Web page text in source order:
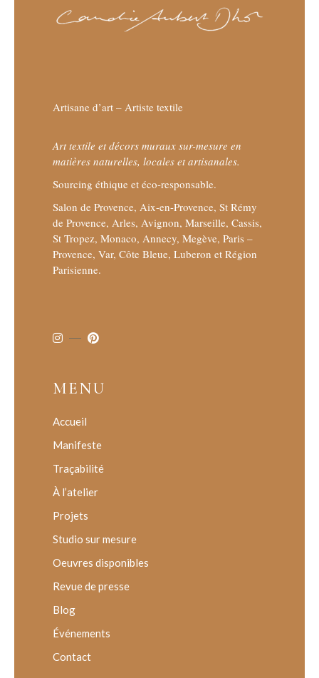
Artisane d’art – Artiste textile
Art textile et décors muraux sur-mesure en
matières naturelles, locales et artisanales.
Sourcing éthique et éco-responsable.
Salon de Provence, Aix-en-Provence, St Rémy
de Provence, Arles, Avignon, Marseille, Cassis,
St Tropez, Monaco, Annecy, Megève, Paris –
Provence, Var, Côte Bleue, Luberon et Région
Parisienne.
MENU
Accueil
Manifeste
Traçabilité
À l’atelier
Projets
Studio sur mesure
Oeuvres disponibles
Revue de presse
Blog
Événements
Contact